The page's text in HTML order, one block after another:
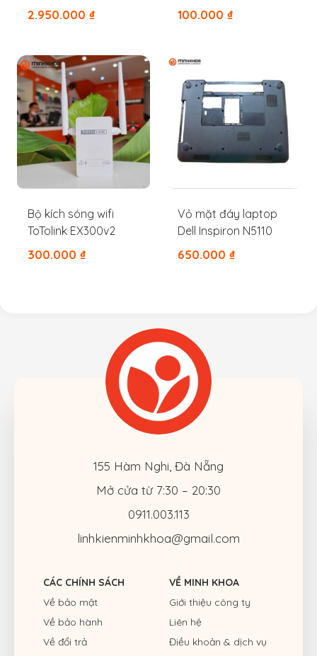
Pro 3 4 5 6 7 8 đen
2.950.000 ₫
WN151
100.000 ₫
Bộ kích sóng wifi
ToTolink EX300v2
300.000 ₫
Vỏ mặt đáy laptop
Dell Inspiron N5110
650.000 ₫
CÁC CHÍNH SÁCH
Về bảo mật
Về bảo hành
Về đổi trả
155 Hàm Nghi, Đà Nẵng
Mở cửa từ 7:30 – 20:30
0911.003.113
linhkienminhkhoa@gmail.com
VỀ MINH KHOA
Giới thiệu công ty
Liên hệ
Điều khoản & dịch vụ